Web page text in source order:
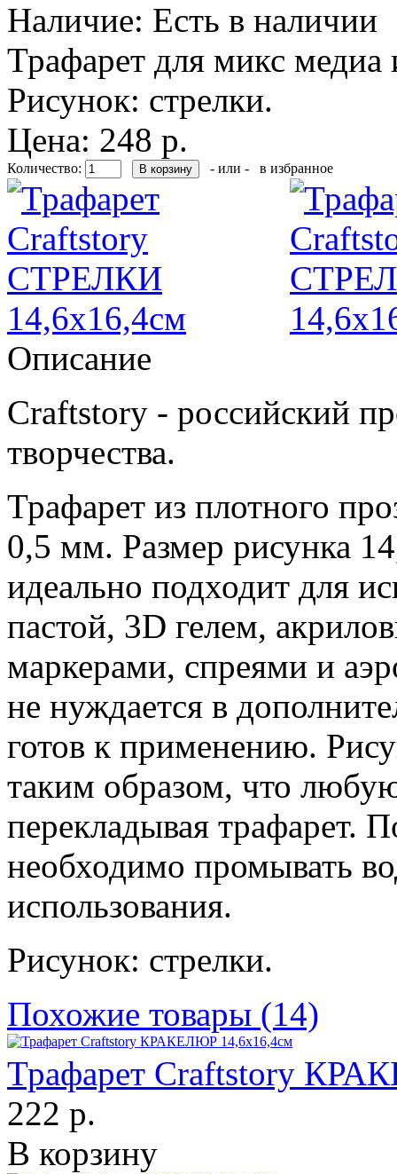
Наличие: Есть в наличии
Трафарет для микс медиа
Рисунок: стрелки.
Цена: 248 р.
Количество: - или - в избранное
Описание
Craftstory - российский
творчества.
Трафарет из плотного
0,5 мм. Размер рисунка
идеально подходит для
пастой, 3D гелем,
маркерами, спреями и
не нуждается в
готов к применению.
таким образом, что
перекладывая трафарет.
необходимо промывать
использования.
Рисунок: стрелки.
Похожие товары (14)
Трафарет Craftstory
222 р.
В корзину